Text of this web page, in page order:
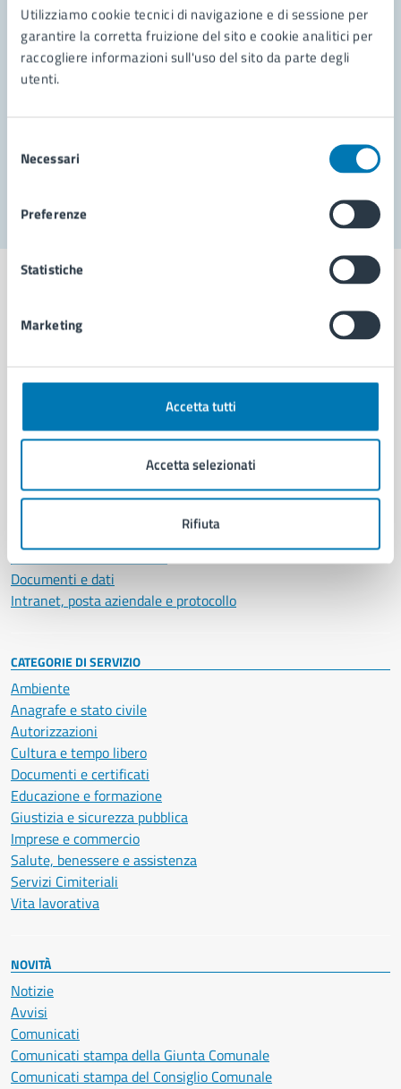
Utilizziamo cookie tecnici di navigazione e di sessione per
garantire la corretta fruizione del sito e cookie analitici per
raccogliere informazioni sull'uso del sito da parte degli
utenti.
delNecessari
Preferenze
Statistiche
Marketing
Accetta tutti
Accetta selezionati
Rifiuta
Leggi le domande frequenti
Richiedi assistenza
Aree amministrative
Uffici
Personale amministrativo
Documenti e dati
Intranet, posta aziendale e protocollo
CATEGORIE DI SERVIZIO
Ambiente
Anagrafe e stato civile
Autorizzazioni
Cultura e tempo libero
Documenti e certificati
Educazione e formazione
Giustizia e sicurezza pubblica
Imprese e commercio
Salute, benessere e assistenza
Servizi Cimiteriali
Vita lavorativa
NOVITÀ
Notizie
Avvisi
Comunicati
Comunicati stampa della Giunta Comunale
Comunicati stampa del Consiglio Comunale